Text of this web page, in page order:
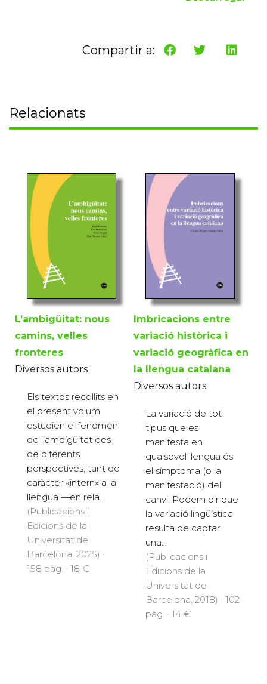
Compartir a:
Relacionats
L’ambigüitat: nous
camins, velles
fronteres
Diversos autors
Els textos recollits en
el present volum
estudien el fenomen
de l’ambigüitat des
de diferents
perspectives, tant de
caràcter «intern» a la
llengua —en rela...
(Publicacions i
Edicions de la
Universitat de
Barcelona, 2025) ·
158 pàg. · 18 €
Imbricacions entre
variació històrica i
variació geogràfica en
la llengua catalana
Diversos autors
La variació de tot
tipus que es
manifesta en
qualsevol llengua és
el símptoma (o la
manifestació) del
canvi. Podem dir que
la variació lingüística
resulta de captar
una...
(Publicacions i
Edicions de la
Universitat de
Barcelona, 2018) · 102
pàg. · 14 €